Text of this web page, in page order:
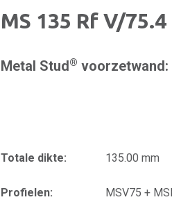
MS 135 Rf V/75.4
Metal Stud®
Totale dikte: 135.00 mm
Profielen: MSV75 +